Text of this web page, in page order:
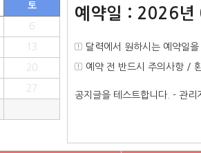
토
6
13
20
27
예약일 : 2026년
달력에서 원하시는 예약일
예약 전 반드시 주의사항 /
공지글을 테스트합니다. - 관리